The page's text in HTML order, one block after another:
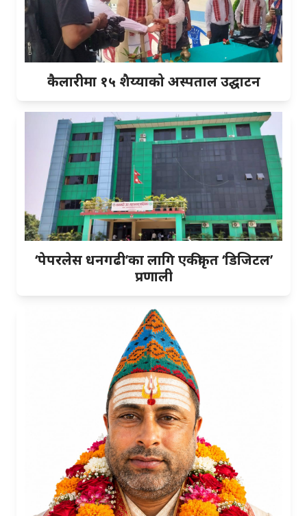
कैलारीमा १५ शैय्याको अस्पताल उद्घाटन
‘पेपरलेस धनगढी’का लागि एकीकृत ‘डिजिटल’
प्रणाली